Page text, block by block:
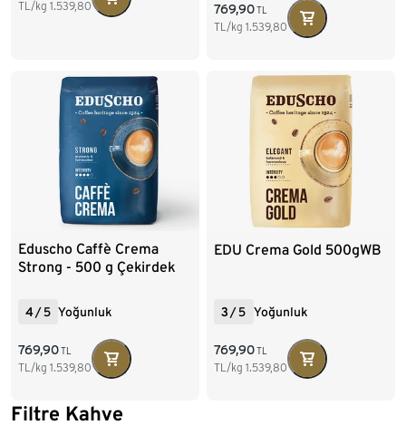
TL/kg 1.539,80 769,90TL
TL/kg 1.539,80
Eduscho Caffè Crema
Strong - 500 g Çekirdek
4/5 Yoğunluk
769,90TL
TL/kg 1.539,80
EDU Crema Gold 500gWB
3 /5 Yoğunluk
769,90TL
TL/kg 1.539,80
Filtre Kahve